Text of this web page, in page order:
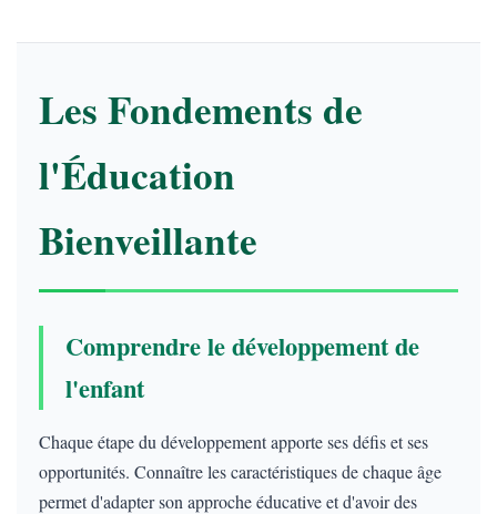
Les Fondements de
l'Éducation
Bienveillante
Comprendre le développement de
l'enfant
Chaque étape du développement apporte ses défis et ses
opportunités. Connaître les caractéristiques de chaque âge
permet d'adapter son approche éducative et d'avoir des